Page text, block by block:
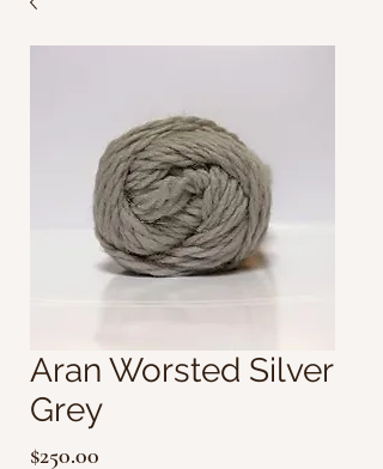
Aran Worsted Silver
Grey
$250.00